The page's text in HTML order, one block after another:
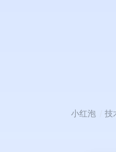
小红泡 技